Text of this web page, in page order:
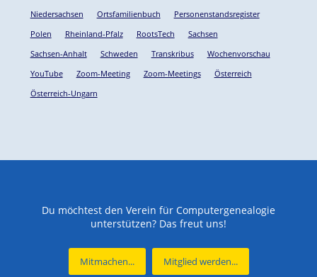
Niedersachsen
Ortsfamilienbuch
Personenstandsregister
Polen
Rheinland-Pfalz RootsTech
Sachsen
Sachsen-Anhalt
Schweden Transkribus
Wochenvorschau
YouTube
Zoom-Meeting Zoom-Meetings
Österreich
Österreich-Ungarn
Du möchtest den Verein für Computergenealogie
unterstützen? Das freut uns!
Mitmachen... Mitglied werden...